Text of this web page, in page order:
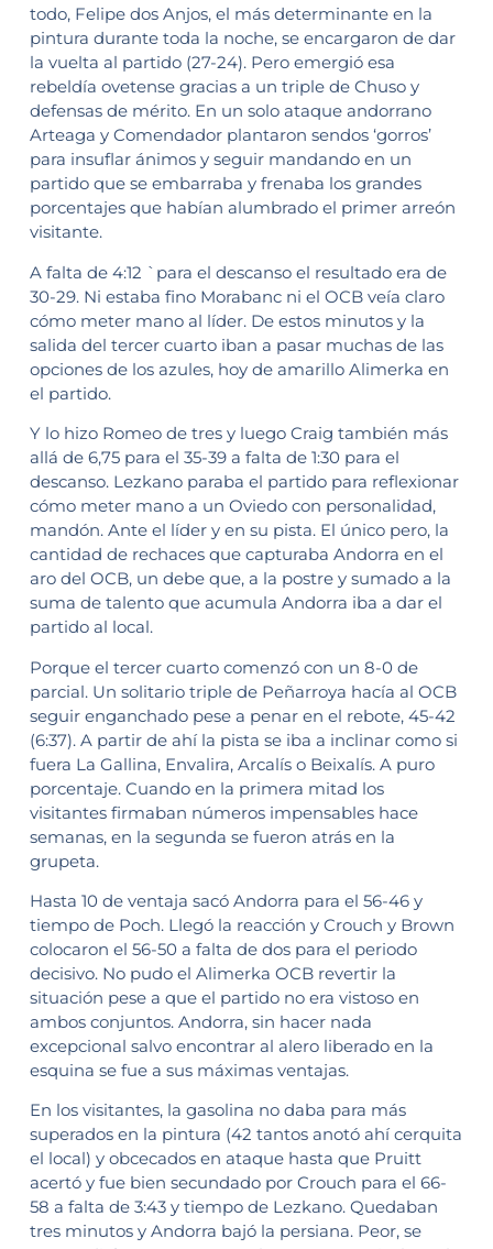
todo, Felipe dos Anjos, el más determinante en la
pintura durante toda la noche, se encargaron de dar
la vuelta al partido (27-24). Pero emergió esa
rebeldía ovetense gracias a un triple de Chuso y
defensas de mérito. En un solo ataque andorrano
Arteaga y Comendador plantaron sendos ‘gorros’
para insuflar ánimos y seguir mandando en un
partido que se embarraba y frenaba los grandes
porcentajes que habían alumbrado el primer arreón
visitante.
A falta de 4:12 `para el descanso el resultado era de
30-29. Ni estaba fino Morabanc ni el OCB veía claro
cómo meter mano al líder. De estos minutos y la
salida del tercer cuarto iban a pasar muchas de las
opciones de los azules, hoy de amarillo Alimerka en
el partido.
Y lo hizo Romeo de tres y luego Craig también más
allá de 6,75 para el 35-39 a falta de 1:30 para el
descanso. Lezkano paraba el partido para reflexionar
cómo meter mano a un Oviedo con personalidad,
mandón. Ante el líder y en su pista. El único pero, la
cantidad de rechaces que capturaba Andorra en el
aro del OCB, un debe que, a la postre y sumado a la
suma de talento que acumula Andorra iba a dar el
partido al local.
Porque el tercer cuarto comenzó con un 8-0 de
parcial. Un solitario triple de Peñarroya hacía al OCB
seguir enganchado pese a penar en el rebote, 45-42
(6:37). A partir de ahí la pista se iba a inclinar como si
fuera La Gallina, Envalira, Arcalís o Beixalís. A puro
porcentaje. Cuando en la primera mitad los
visitantes firmaban números impensables hace
semanas, en la segunda se fueron atrás en la
grupeta.
Hasta 10 de ventaja sacó Andorra para el 56-46 y
tiempo de Poch. Llegó la reacción y Crouch y Brown
colocaron el 56-50 a falta de dos para el periodo
decisivo. No pudo el Alimerka OCB revertir la
situación pese a que el partido no era vistoso en
ambos conjuntos. Andorra, sin hacer nada
excepcional salvo encontrar al alero liberado en la
esquina se fue a sus máximas ventajas.
En los visitantes, la gasolina no daba para más
superados en la pintura (42 tantos anotó ahí cerquita
el local) y obcecados en ataque hasta que Pruitt
acertó y fue bien secundado por Crouch para el 66-
58 a falta de 3:43 y tiempo de Lezkano. Quedaban
tres minutos y Andorra bajó la persiana. Peor, se